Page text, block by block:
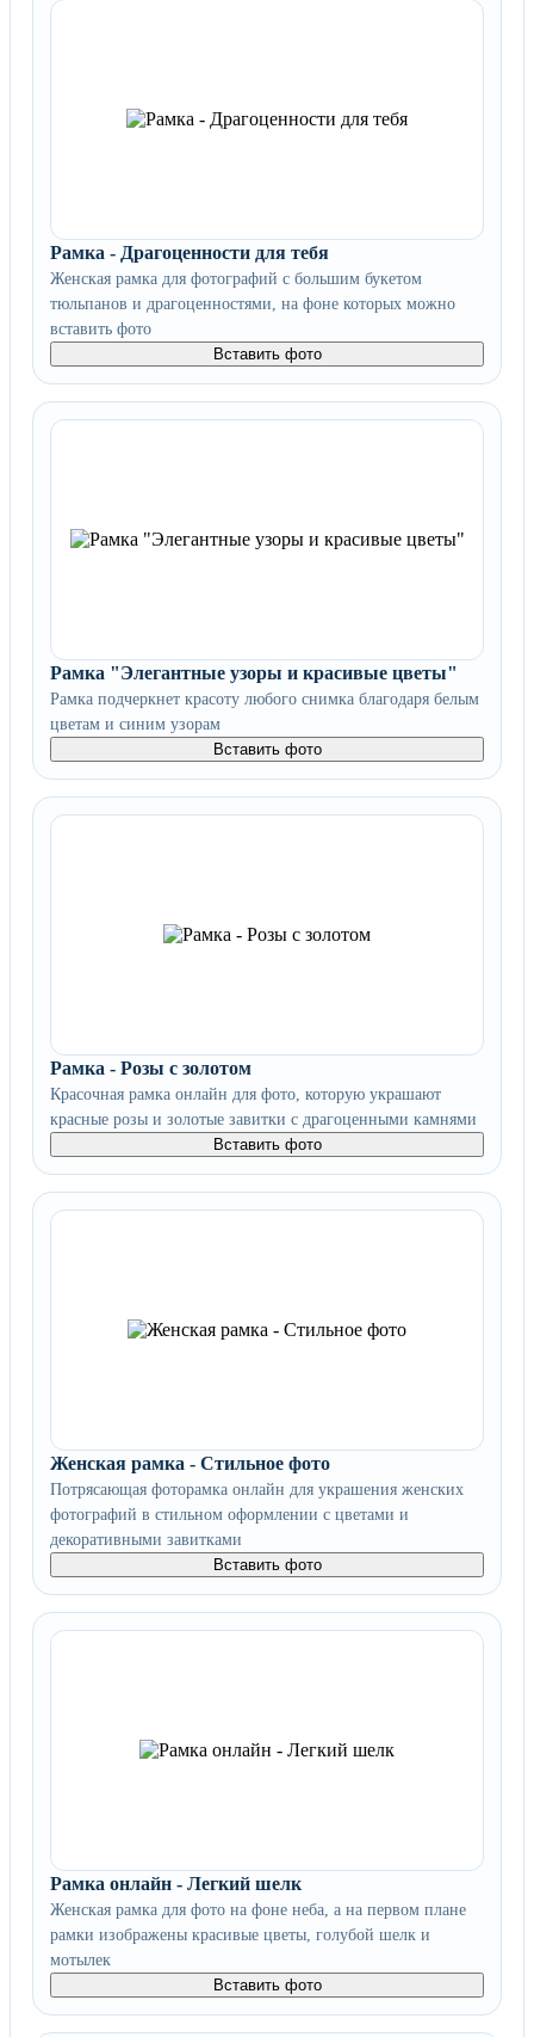
Рамка - Драгоценности для тебя
Женская рамка для фотографий с большим букетом
тюльпанов и драгоценностями, на фоне которых можно
вставить фото
Вставить фото
Рамка "Элегантные узоры и красивые цветы"
Рамка подчеркнет красоту любого снимка благодаря белым
цветам и синим узорам
Вставить фото
Рамка - Розы с золотом
Красочная рамка онлайн для фото, которую украшают
красные розы и золотые завитки с драгоценными камнями
Вставить фото
Женская рамка - Стильное фото
Потрясающая фоторамка онлайн для украшения женских
фотографий в стильном оформлении с цветами и
декоративными завитками
Вставить фото
Рамка онлайн - Легкий шелк
Женская рамка для фото на фоне неба, а на первом плане
рамки изображены красивые цветы, голубой шелк и
мотылек
Вставить фото